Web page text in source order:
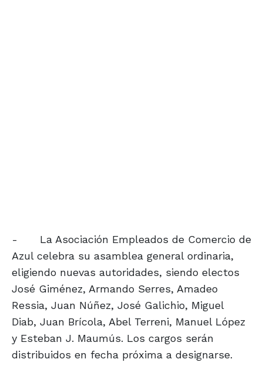
-
La Asociación Empleados de Comercio de
Azul celebra su asamblea general ordinaria,
eligiendo nuevas autoridades, siendo electos
José Giménez, Armando Serres, Amadeo
Ressia, Juan Núñez, José Galichio, Miguel
Diab, Juan Brícola, Abel Terreni, Manuel López
y Esteban J. Maumús. Los cargos serán
distribuidos en fecha próxima a designarse.